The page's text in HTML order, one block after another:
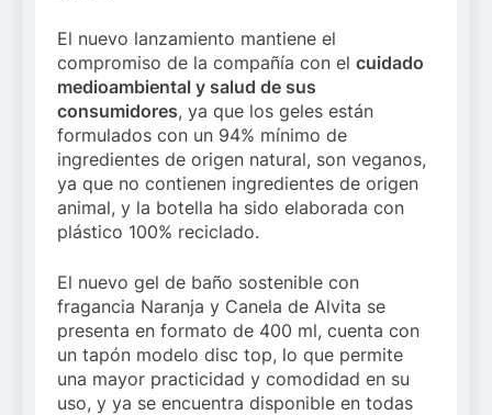
El nuevo lanzamiento mantiene el
compromiso de la compañía con el cuidado
medioambiental y salud de sus
consumidores, ya que los geles están
formulados con un 94% mínimo de
ingredientes de origen natural, son veganos,
ya que no contienen ingredientes de origen
animal, y la botella ha sido elaborada con
plástico 100% reciclado.
El nuevo gel de baño sostenible con
fragancia Naranja y Canela de Alvita se
presenta en formato de 400 ml, cuenta con
un tapón modelo disc top, lo que permite
una mayor practicidad y comodidad en su
uso, y ya se encuentra disponible en todas